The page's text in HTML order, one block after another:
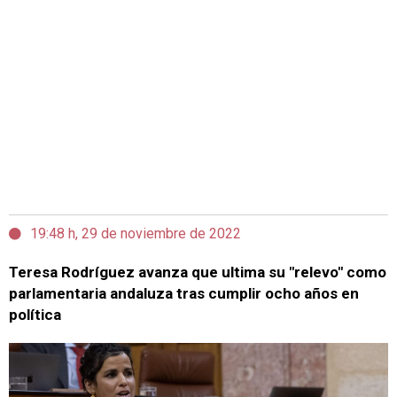
19:48 h, 29 de noviembre de 2022
Teresa Rodríguez avanza que ultima su "relevo" como
parlamentaria andaluza tras cumplir ocho años en
política